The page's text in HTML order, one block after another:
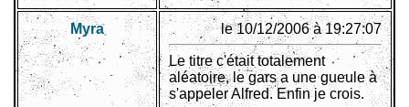
Myra le 10/12/2006 à 19:27:07
Le titre c'était totalement
aléatoire, le gars a une gueule à
s'appeler Alfred. Enfin je crois.